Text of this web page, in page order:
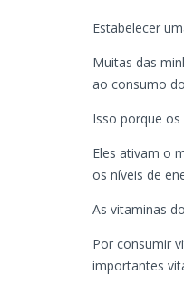
Estabelecer
Muitas das
ao consumo
Isso porque
Eles ativam o
os níveis de
As vitaminas
Por consumir
importantes